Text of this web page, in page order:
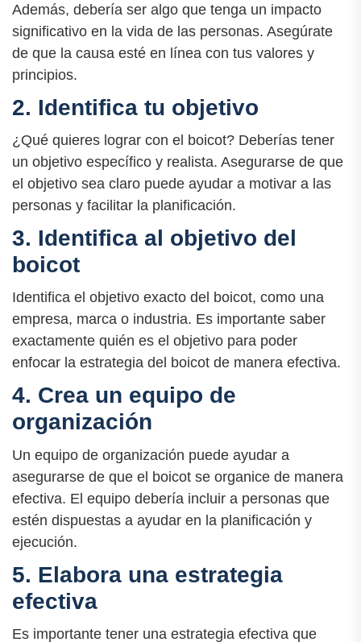
Además, debería ser algo que tenga un impacto
significativo en la vida de las personas. Asegúrate
de que la causa esté en línea con tus valores y
principios.
2. Identifica tu objetivo
¿Qué quieres lograr con el boicot? Deberías tener
un objetivo específico y realista. Asegurarse de que
el objetivo sea claro puede ayudar a motivar a las
personas y facilitar la planificación.
3. Identifica al objetivo del
boicot
Identifica el objetivo exacto del boicot, como una
empresa, marca o industria. Es importante saber
exactamente quién es el objetivo para poder
enfocar la estrategia del boicot de manera efectiva.
4. Crea un equipo de
organización
Un equipo de organización puede ayudar a
asegurarse de que el boicot se organice de manera
efectiva. El equipo debería incluir a personas que
estén dispuestas a ayudar en la planificación y
ejecución.
5. Elabora una estrategia
efectiva
Es importante tener una estrategia efectiva que